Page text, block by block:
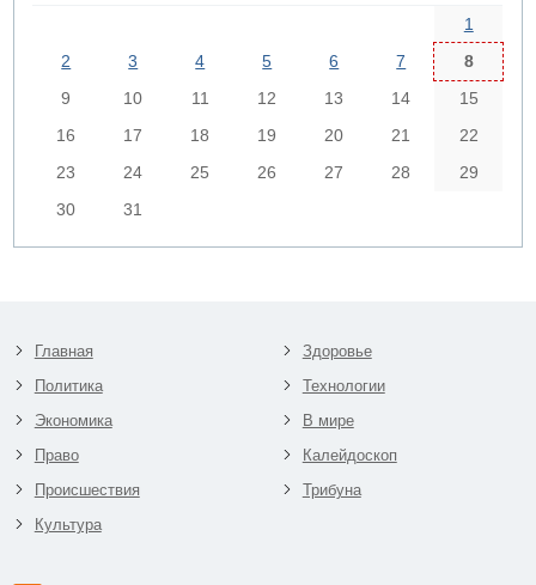
1
2
3 4 5 6 7
8
9
10 11 12 13 14
15
16
17 18 19 20 21
22
23
24 25 26 27 28
29
30
31
Главная
Политика
Экономика
Право
Происшествия
Культура
Здоровье
Технологии
В мире
Калейдоскоп
Трибуна